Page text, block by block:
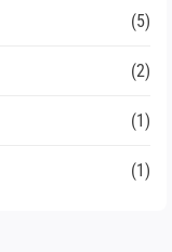
(5)
(2)
(1)
(1)